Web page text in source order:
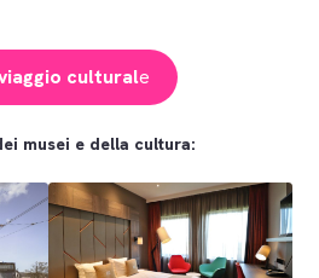
culturale
musei e della cultura: